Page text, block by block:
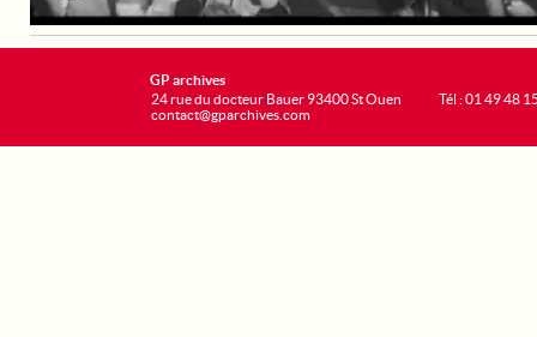
GP archives
24 rue du docteur Bauer 93400 St Ouen
contact@gparchives.com
Tél : 01 49 48